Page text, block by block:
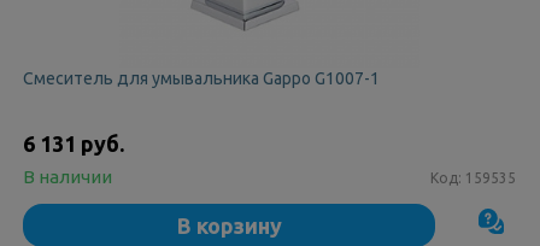
Смеситель для умывальника Gappo G1007-1
6 131 руб.
В наличии Код: 159535
В корзину